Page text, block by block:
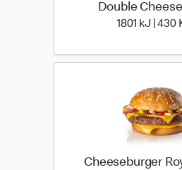
Double
1801 kJ | 430
Cheeseburger